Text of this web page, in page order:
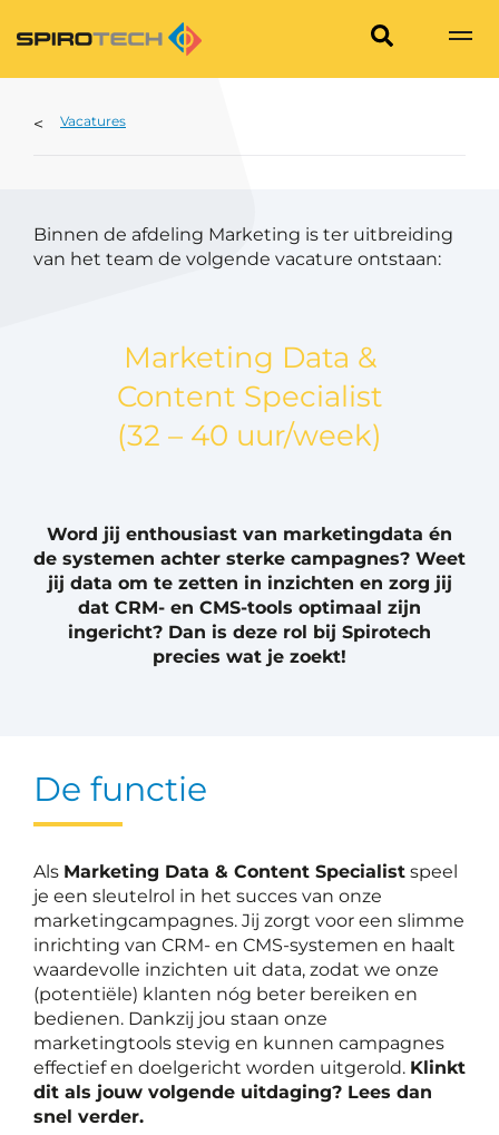
Vacatures
Binnen de afdeling Marketing is ter uitbreiding
van het team de volgende vacature ontstaan:
Marketing Data &
Content Specialist
(32 – 40 uur/week)
Word jij enthousiast van marketingdata én
de systemen achter sterke campagnes? Weet
jij data om te zetten in inzichten en zorg jij
dat CRM- en CMS-tools optimaal zijn
ingericht? Dan is deze rol bij Spirotech
precies wat je zoekt!
De functie
Als Marketing Data & Content Specialist speel
je een sleutelrol in het succes van onze
marketingcampagnes. Jij zorgt voor een slimme
inrichting van CRM- en CMS-systemen en haalt
waardevolle inzichten uit data, zodat we onze
(potentiële) klanten nóg beter bereiken en
bedienen. Dankzij jou staan onze
marketingtools stevig en kunnen campagnes
effectief en doelgericht worden uitgerold. Klinkt
dit als jouw volgende uitdaging? Lees dan
snel verder.